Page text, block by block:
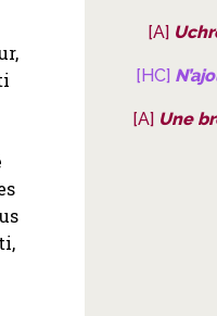
[A]
[HC]
[A] Une